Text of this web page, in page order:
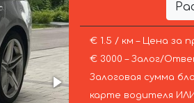
€ 1.5 / км – Цена за
€ 3000 – Залог/
Залоговая сумма
карте водителя